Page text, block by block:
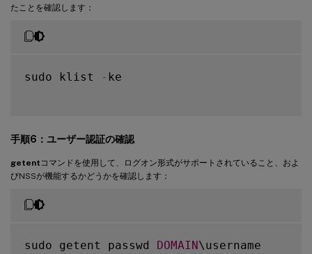
たことを確認します：
sudo klist - ke
手順6：ユーザー認証の確認
getent コマンドを使用して、ログオン形式がサポートされていること、およ
びNSSが機能するかどうかを確認します：
sudo getent passwd DOMAIN\username